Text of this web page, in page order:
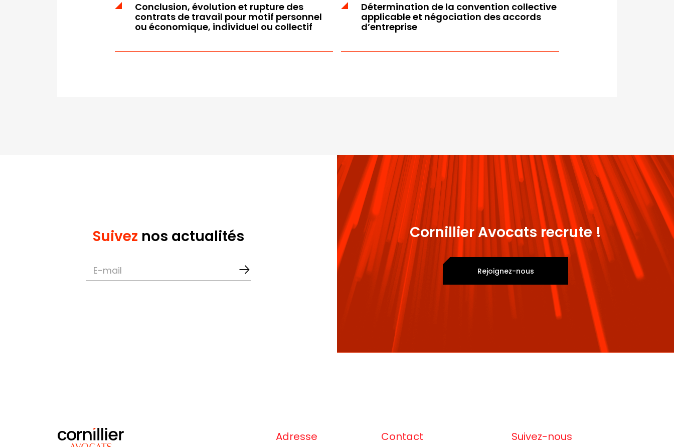
Conclusion, évolution et rupture des
contrats de travail pour motif personnel
ou économique, individuel ou collectif
Détermination de la convention collective
applicable et négociation des accords
d’entreprise
Suivez nos actualités Cornillier Avocats recrute !
Rejoignez-nous
Adresse Contact Suivez-nous